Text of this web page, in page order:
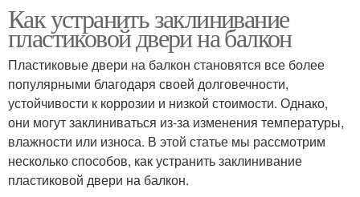
Как устранить заклинивание
пластиковой двери на балкон
Пластиковые двери на балкон становятся все более
популярными благодаря своей долговечности,
устойчивости к коррозии и низкой стоимости. Однако,
они могут заклиниваться из-за изменения температуры,
влажности или износа. В этой статье мы рассмотрим
несколько способов, как устранить заклинивание
пластиковой двери на балкон.